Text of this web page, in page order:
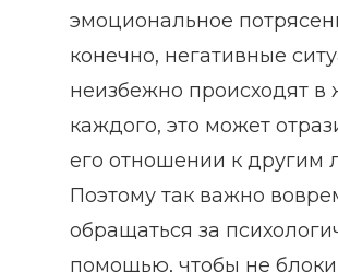
эмоциональное
конечно, негативные
неизбежно происходят в
каждого, это может
его отношении к другим
Поэтому так важно
обращаться за
помощью, чтобы не